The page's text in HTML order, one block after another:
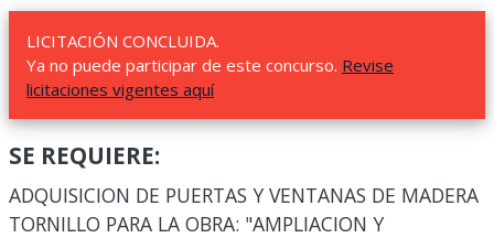
LICITACIÓN CONCLUIDA.
Ya no puede participar de este concurso. Revise
licitaciones vigentes aquí
SE REQUIERE:
ADQUISICION DE PUERTAS Y VENTANAS DE MADERA
TORNILLO PARA LA OBRA: "AMPLIACION Y